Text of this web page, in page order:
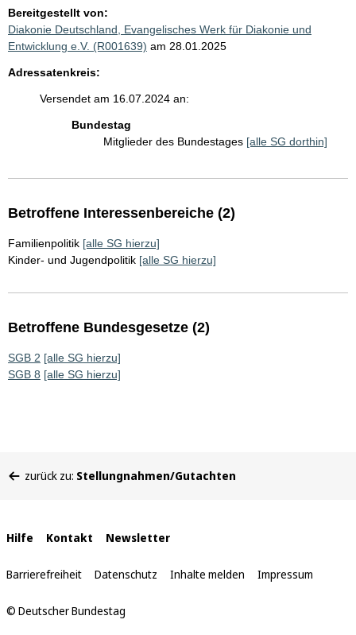
Bereitgestellt von:
Diakonie Deutschland, Evangelisches Werk für Diakonie und
Entwicklung e.V. (R001639) am 28.01.2025
Adressatenkreis:
Versendet am 16.07.2024 an:
Bundestag
Mitglieder des Bundestages [alle SG dorthin]
Betroffene Interessenbereiche (2)
Familienpolitik [alle SG hierzu]
Kinder- und Jugendpolitik [alle SG hierzu]
Betroffene Bundesgesetze (2)
SGB 2 [alle SG hierzu]
SGB 8 [alle SG hierzu]
befinden
zurück zu: Stellungnahmen/Gutachten
Interne
Links
Hilfe Kontakt Newsletter
Barrierefreiheit Datenschutz Inhalte melden Impressum
© Deutscher Bundestag